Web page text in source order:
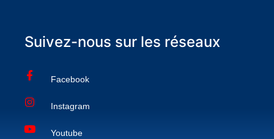
Suivez-nous sur les réseaux
Facebook
Instagram
Youtube